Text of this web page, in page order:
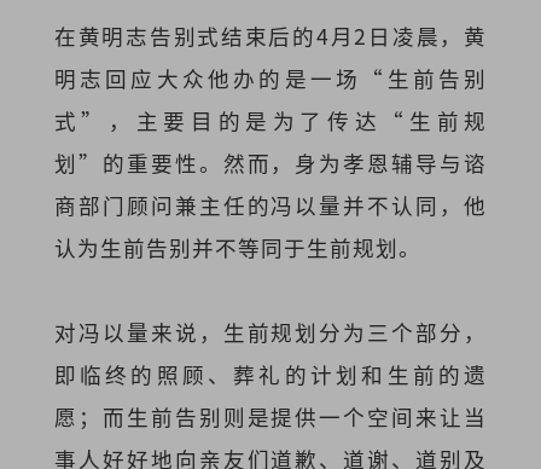
在黄明志告别式结束后的4月2日凌晨，黄
明志回应大众他办的是一场“生前告别
式”，主要目的是为了传达“生前规
划”的重要性。然而，身为 孝恩辅导与谘
商部门顾问兼主任的冯以量并不认同，他
认为生前告别并不等同于生前规划。
对冯以量来说，生前规划分为三个部分，
即临终的照顾、葬礼的计划和生前的遗
愿；而生前告别则是提供一个空间来让当
事人好好地向亲友们道歉、道谢、道别及